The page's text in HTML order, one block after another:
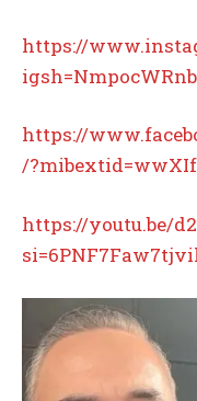
https://
https://
/
https://youtu.be/